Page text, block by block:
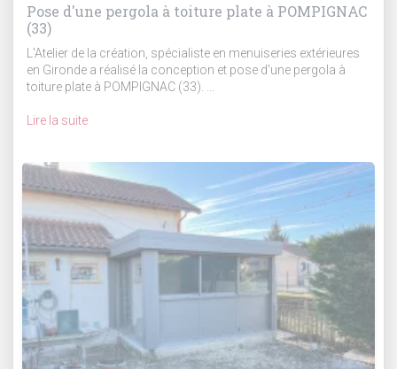
Pose d'une pergola à toiture plate à POMPIGNAC
(33)
L'Atelier de la création, spécialiste en menuiseries extérieures
en Gironde a réalisé la conception et pose d'une pergola à
toiture plate à POMPIGNAC (33). ...
Lire la suite